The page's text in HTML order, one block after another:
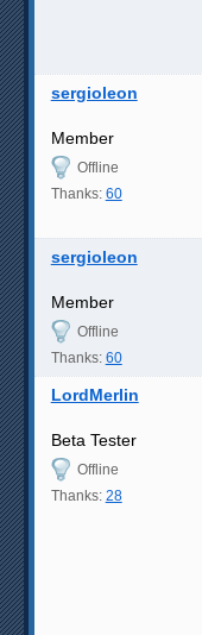
sergioleon
Member
Offline
Thanks: 60
sergioleon
Member
Offline
Thanks: 60
LordMerlin
Beta Tester
Offline
Thanks: 28